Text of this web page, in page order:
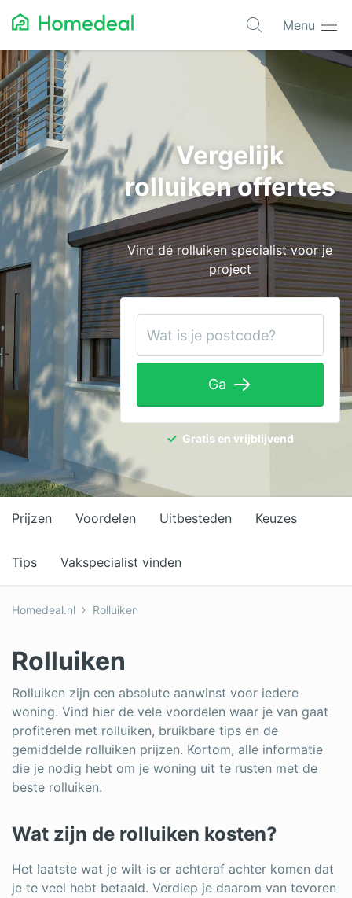
Menu
Populaire projecten
Asbest verwijderen
Dakbedekking
Dakkapel
Glas
Isolatie
Kozijnen
Laadpalen
Schilderwerk
Tuinaanleg
Ventilatie
Warmtepomp
Wellness
Zonnepanelen
Overige projecten
Vergelijk
rolluiken offertes
Vind dé rolluiken specialist voor je
project
Ga
Gratis en vrijblijvend
Prijzen Voordelen Uitbesteden Keuzes
Tips Vakspecialist vinden
Homedeal.nl Rolluiken
Rolluiken
Rolluiken zijn een absolute aanwinst voor iedere
woning. Vind hier de vele voordelen waar je van gaat
profiteren met rolluiken, bruikbare tips en de
gemiddelde rolluiken prijzen. Kortom, alle informatie
die je nodig hebt om je woning uit te rusten met de
beste rolluiken.
Wat zijn de rolluiken kosten?
Het laatste wat je wilt is er achteraf achter komen dat
je te veel hebt betaald. Verdiep je daarom van tevoren